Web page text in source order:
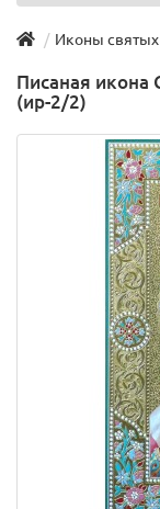
Иконы святых
Писаная икона
(ир-2/2)